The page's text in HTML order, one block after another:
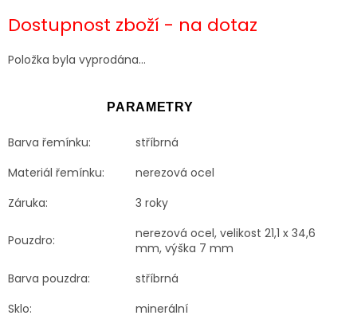
cena:
Dostupnost zboží - na dotaz
Položka byla vyprodána…
PARAMETRY
Barva řemínku:
stříbrná
Materiál řemínku:
nerezová ocel
Záruka:
3 roky
Pouzdro:
nerezová ocel, velikost 21,1 x 34,6
mm, výška 7 mm
Barva pouzdra:
stříbrná
Sklo:
minerální